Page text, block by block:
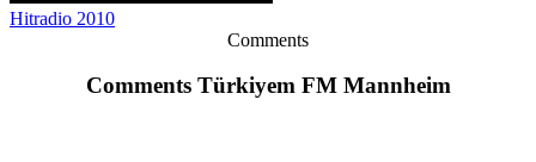
Hitradio 2010
Comments
Comments Türkiyem FM Mannheim